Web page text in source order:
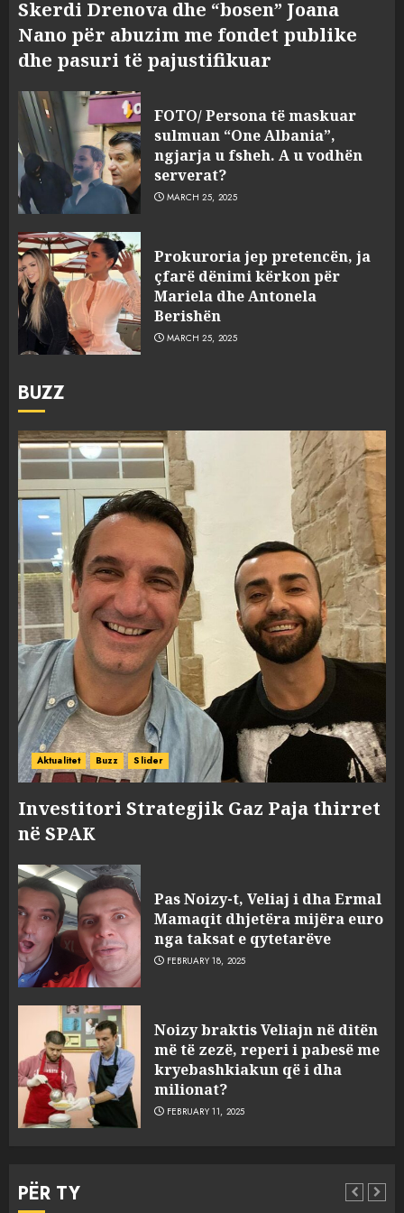
Skerdi Drenova dhe “bosen” Joana
Nano për abuzim me fondet publike
dhe pasuri të pajustifikuar
FOTO/ Persona të maskuar
sulmuan “One Albania”,
ngjarja u fsheh. A u vodhën
serverat?
MARCH 25, 2025
Prokuroria jep pretencën, ja
çfarë dënimi kërkon për
Mariela dhe Antonela
Berishën
MARCH 25, 2025
BUZZ
Aktualitet Buzz Slider
Investitori Strategjik Gaz Paja thirret
në SPAK
Pas Noizy-t, Veliaj i dha Ermal
Mamaqit dhjetëra mijëra euro
nga taksat e qytetarëve
FEBRUARY 18, 2025
Noizy braktis Veliajn në ditën
më të zezë, reperi i pabesë me
kryebashkiakun që i dha
milionat?
FEBRUARY 11, 2025
PËR TY
3
sulmuan “One Albania”,
ngjarja u fsheh. A u vodhën
serverat?
MARCH 25, 2025